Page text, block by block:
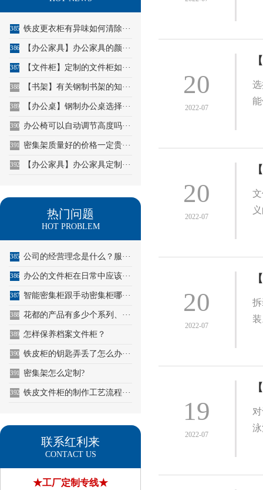
385 铁皮更衣柜有异味如何清除···
386 【办公家具】办公家具的颜···
387 【文件柜】定制的文件柜如···
388 【书架】有关钢制书架的知···
389 【办公桌】钢制办公桌选择···
390 办公椅可以自动调节高度吗···
391 密集架质量好的价格一定贵···
392 【办公家具】办公家具定制···
热门问题
HOT PROBLEM
385 公司的经营理念是什么？服···
386 办公的文件柜在日常中应该···
387 智能密集柜跟手动密集柜哪···
388 花都的产品有多少个系列、···
389 怎样保养档案文件柜？
390 铁皮柜的钥匙弄丢了怎么办···
391 密集架怎么定制?
392 铁皮文件柜的制作工艺流程···
联系红利来
CONTACT US
★工厂定制专线★
20
2022-07
20
2022-07
20
2022-07
19
2022-07